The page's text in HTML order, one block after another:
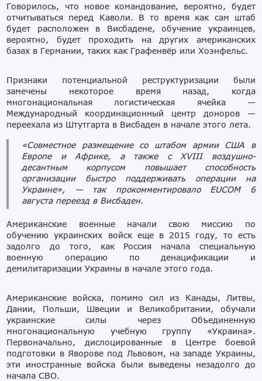
Говорилось, что новое командование, вероятно, будет
отчитываться перед Каволи. В то время как сам штаб
будет расположен в Висбадене, обучение украинцев,
вероятно, будет проходить на других американских
базах в Германии, таких как Графенвёр или Хоэнфельс.
Признаки потенциальной реструктуризации были
замечены некоторое время назад, когда
многонациональная логистическая ячейка —
Международный координационный центр доноров —
переехала из Штутгарта в Висбаден в начале этого лета.
«Совместное размещение со штабом армии США в
Европе и Африке, а также с XVIII воздушно-
десантным корпусом повышает способность
организации быстро поддерживать операции на
Украине», — так прокомментировало EUCOM 6
августа переезд в Висбаден.
Американские военные начали свою миссию по
обучению украинских войск еще в 2015 году, то есть
задолго до того, как Россия начала специальную
военную операцию по денацификации и
демилитаризации Украины в начале этого года.
Американские войска, помимо сил из Канады, Литвы,
Дании, Польши, Швеции и Великобритании, обучали
украинские силы через Объединенную
многонациональную учебную группу «Украина».
Первоначально, дислоцированные в Центре боевой
подготовки в Яворове под Львовом, на западе Украины,
эти иностранные войска были выведены незадолго до
начала СВО.